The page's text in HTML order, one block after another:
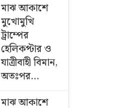
মাঝ আকাশে
মুখোমুখি
ট্রাম্পের
হেলিকপ্টার ও
যাত্রীবাহী বিমান,
অতঃপর...
মাঝ আকাশে